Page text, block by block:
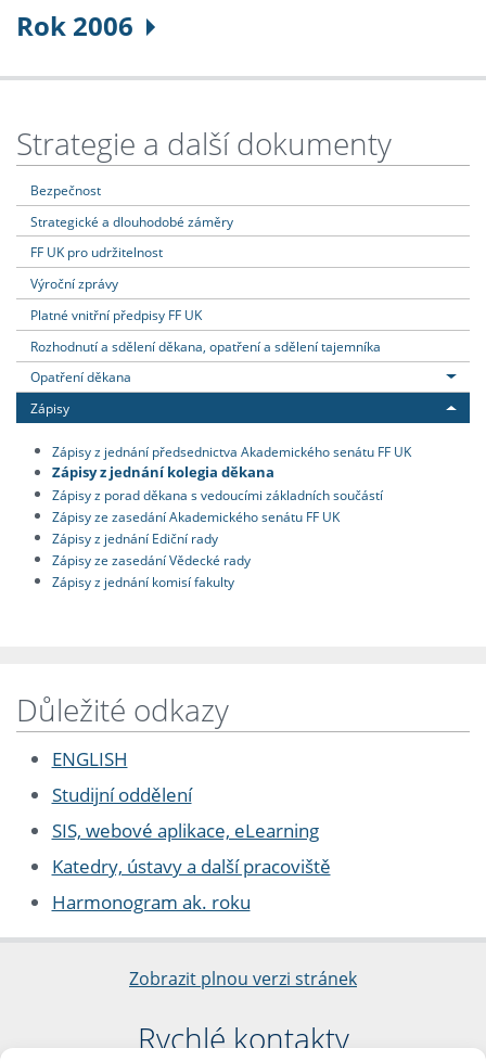
Rok 2006
Strategie a další dokumenty
Bezpečnost
Strategické a dlouhodobé záměry
FF UK pro udržitelnost
Výroční zprávy
Platné vnitřní předpisy FF UK
Rozhodnutí a sdělení děkana, opatření a sdělení tajemníka
Opatření děkana
Zápisy
Zápisy z jednání předsednictva Akademického senátu FF UK
Zápisy z jednání kolegia děkana
Zápisy z porad děkana s vedoucími základních součástí
Zápisy ze zasedání Akademického senátu FF UK
Zápisy z jednání Ediční rady
Zápisy ze zasedání Vědecké rady
Zápisy z jednání komisí fakulty
Důležité odkazy
ENGLISH
Studijní oddělení
SIS, webové aplikace, eLearning
Katedry, ústavy a další pracoviště
Harmonogram ak. roku
Zobrazit plnou verzi stránek
Rychlé kontakty